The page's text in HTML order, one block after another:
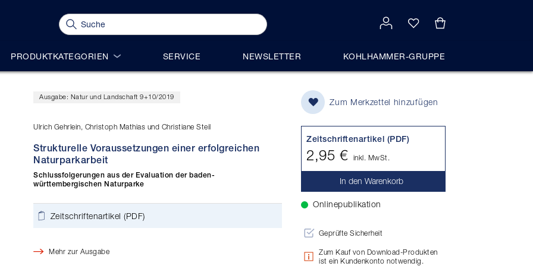
PRODUKTKATEGORIEN SERVICE NEWSLETTER KOHLHAMMER-GRUPPE
Ausgabe: Natur und Landschaft 9+10/2019
Ulrich Gehrlein, Christoph Mathias und Christiane Steil
Strukturelle Voraussetzungen einer erfolgreichen
Naturparkarbeit
Schlussfolgerungen aus der Evaluation der baden-
württembergischen Naturparke
Zeitschriftenartikel (PDF)
Mehr zur Ausgabe
Zum Merkzettel hinzufügen
Zeitschriftenartikel (PDF)
2,95 € inkl. MwSt.
In den Warenkorb
Onlinepublikation
Geprüfte Sicherheit
Zum Kauf von Download-Produkten
ist ein Kundenkonto notwendig.